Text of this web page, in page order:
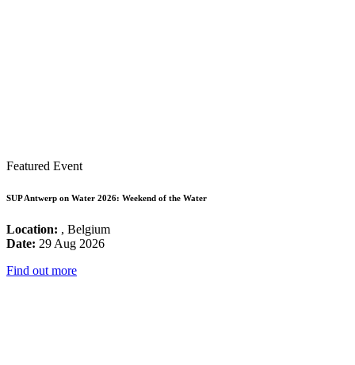
Featured Event
SUP Antwerp on Water 2026: Weekend of the Water
Location: , Belgium
Date: 29 Aug 2026
Find out more